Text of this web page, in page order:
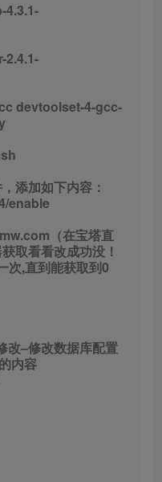
2.4.1-
devtoolset-4-gcc-
添加如下内容：
enable
（在宝塔直
取看看改成功没！
次,直到能获取到0
改–修改数据库配置
内容